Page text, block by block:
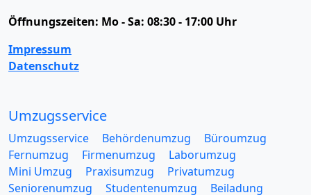
Öffnungszeiten: Mo - Sa: 08:30 - 17:00 Uhr
Impressum
Datenschutz
Umzugsservice
Umzugsservice Behördenumzug
Büroumzug
Fernumzug
Firmenumzug
Laborumzug
Mini Umzug
Praxisumzug
Privatumzug
Seniorenumzug
Studentenumzug
Beiladung